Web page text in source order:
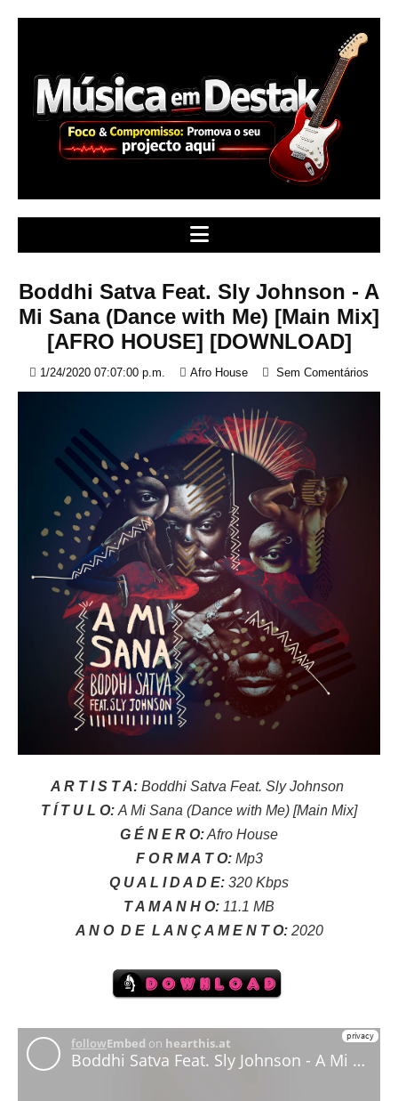
t
o
c
o
n
t
Boddhi Satva Feat. Sly Johnson - A
Mi Sana (Dance with Me) [Main Mix]
[AFRO HOUSE] [DOWNLOAD]
1/24/2020 07:07:00 p.m. Afro House Sem Comentários
A R T I S T A: Boddhi Satva Feat. Sly Johnson
T Í T U L O: A Mi Sana (Dance with Me) [Main Mix]
G É N E R O:Afro House
F O R M A T O:Mp3
Q U A L I D A D E: 320 Kbps
T A M A N H O: 11.1 MB
A N O D E L A N Ç A M E N T O:2020